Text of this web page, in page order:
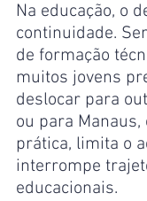
Na educação, o
continuidade.
de formação
muitos jovens
deslocar para
ou para Manaus,
prática, limita o
interrompe
educacionais.